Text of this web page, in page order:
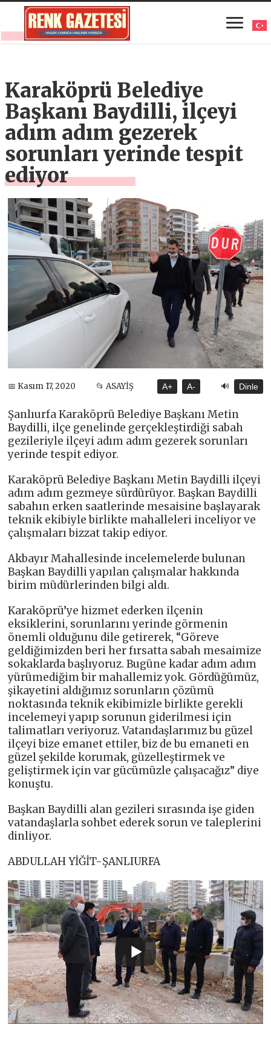
Karaköprü Belediye
Başkanı Baydilli, ilçeyi
adım adım gezerek
sorunları yerinde tespit
ediyor
📅 Kasım 17, 2020 📂 ASAYİŞ A+ A- 🔊 Dinle
Şanlıurfa Karaköprü Belediye Başkanı Metin
Baydilli, ilçe genelinde gerçekleştirdiği sabah
gezileriyle ilçeyi adım adım gezerek sorunları
yerinde tespit ediyor.
Karaköprü Belediye Başkanı Metin Baydilli ilçeyi
adım adım gezmeye sürdürüyor. Başkan Baydilli
sabahın erken saatlerinde mesaisine başlayarak
teknik ekibiyle birlikte mahalleleri inceliyor ve
çalışmaları bizzat takip ediyor.
Akbayır Mahallesinde incelemelerde bulunan
Başkan Baydilli yapılan çalışmalar hakkında
birim müdürlerinden bilgi aldı.
Karaköprü’ye hizmet ederken ilçenin
eksiklerini, sorunlarını yerinde görmenin
önemli olduğunu dile getirerek, “Göreve
geldiğimizden beri her fırsatta sabah mesaimize
sokaklarda başlıyoruz. Bugüne kadar adım adım
yürümediğim bir mahallemiz yok. Gördüğümüz,
şikayetini aldığımız sorunların çözümü
noktasında teknik ekibimizle birlikte gerekli
incelemeyi yapıp sorunun giderilmesi için
talimatları veriyoruz. Vatandaşlarımız bu güzel
ilçeyi bize emanet ettiler, biz de bu emaneti en
güzel şekilde korumak, güzelleştirmek ve
geliştirmek için var gücümüzle çalışacağız” diye
konuştu.
Başkan Baydilli alan gezileri sırasında işe giden
vatandaşlarla sohbet ederek sorun ve taleplerini
dinliyor.
ABDULLAH YİĞİT-ŞANLIURFA